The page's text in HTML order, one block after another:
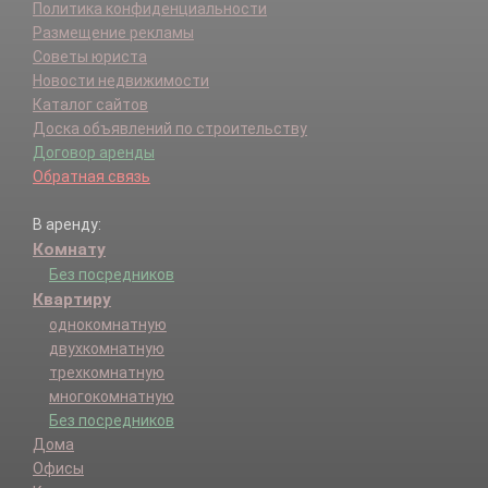
Политика конфиденциальности
Размещение рекламы
Советы юриста
Новости недвижимости
Каталог сайтов
Доска объявлений по строительству
Договор аренды
Обратная связь
В аренду:
Комнату
Без посредников
Квартиру
однокомнатную
двухкомнатную
трехкомнатную
многокомнатную
Без посредников
Дома
Офисы